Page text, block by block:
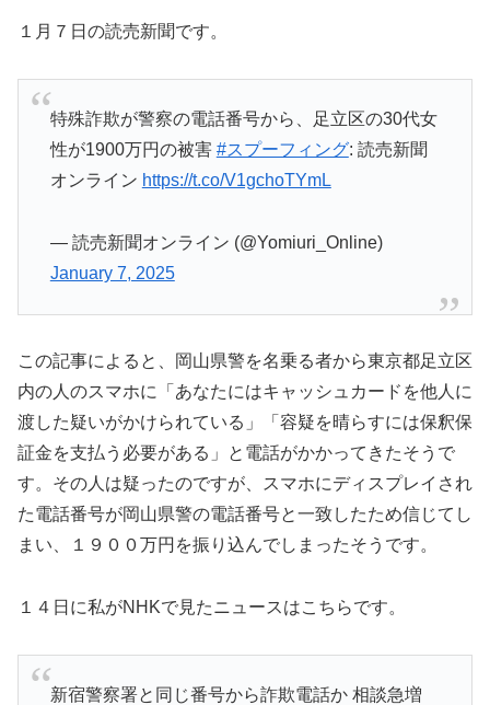
１月７日の読売新聞です。
特殊詐欺が警察の電話番号から、足立区の30代女
性が1900万円の被害 #スプーフィング: 読売新聞
オンライン https://t.co/V1gchoTYmL
— 読売新聞オンライン (@Yomiuri_Online)
January 7, 2025
この記事によると、岡山県警を名乗る者から東京都足立区
内の人のスマホに「あなたにはキャッシュカードを他人に
渡した疑いがかけられている」「容疑を晴らすには保釈保
証金を支払う必要がある」と電話がかかってきたそうで
す。その人は疑ったのですが、スマホにディスプレイされ
た電話番号が岡山県警の電話番号と一致したため信じてし
まい、１９００万円を振り込んでしまったそうです。
１４日に私がNHKで見たニュースはこちらです。
新宿警察署と同じ番号から詐欺電話か 相談急増